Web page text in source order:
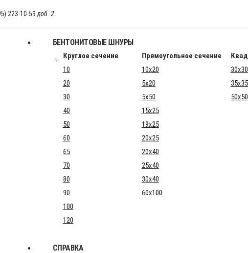
223-10-59 доб. 2
БЕНТОНИТОВЫЕ ШНУРЫ
Круглое сечение Прямоугольное сечение
10
10x20
30x30
20
5x20
35x35
30
5x50
50x50
40
15x25
50
19x25
60
20x25
65
20x40
70
25x40
80
30x40
90
60x100
100
120
СПРАВКА